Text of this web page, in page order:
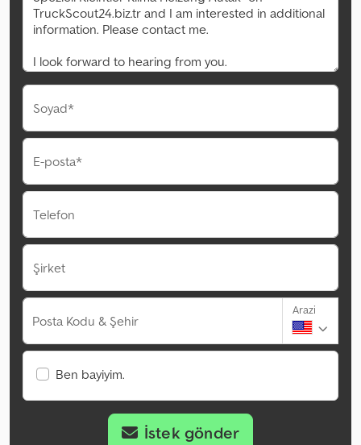
Soyad*
E-posta*
Telefon
Şirket
Posta Kodu & Şehir
Arazi
Ben bayiyim.
İstek gönder